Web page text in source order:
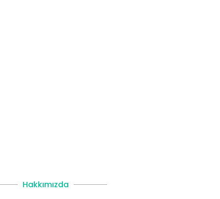
Hakkımızda